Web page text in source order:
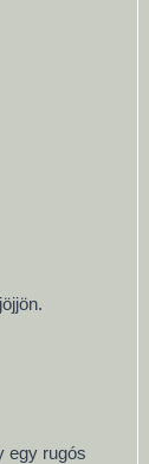
egy rugós